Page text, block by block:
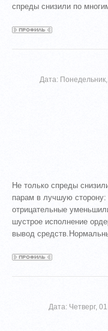
спреды снизили по
Дата:
Не только спреды
парам в лучшую
отрицательные
шустрое исполнение
вывод
Дата: Четверг,